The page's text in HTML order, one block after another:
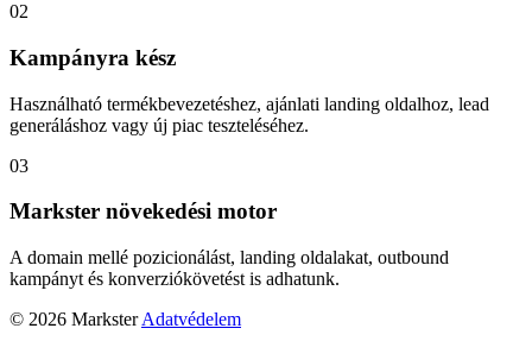
02
Kampányra kész
Használható termékbevezetéshez, ajánlati landing oldalhoz, lead
generáláshoz vagy új piac teszteléséhez.
03
Markster növekedési motor
A domain mellé pozicionálást, landing oldalakat, outbound
kampányt és konverziókövetést is adhatunk.
© 2026 Markster Adatvédelem